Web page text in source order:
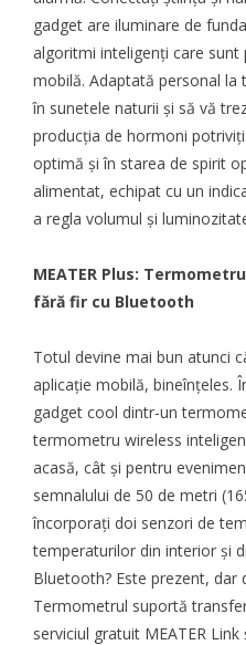
gadget are iluminare de
algoritmi inteligenți care
mobilă. Adaptată personal la
în sunetele naturii și să vă
producția de hormoni
optimă și în starea de spirit
alimentat, echipat cu un
a regla volumul și
MEATER Plus:
fără fir cu Bluetooth
Totul devine mai bun atunci
aplicație mobilă, bineînțeles.
gadget cool dintr-un
termometru wireless
acasă, cât și pentru
semnalului de 50 de metri
încorporați doi senzori de
temperaturilor din interior și
Bluetooth? Este prezent, dar
Termometrul suportă
serviciul gratuit MEATER